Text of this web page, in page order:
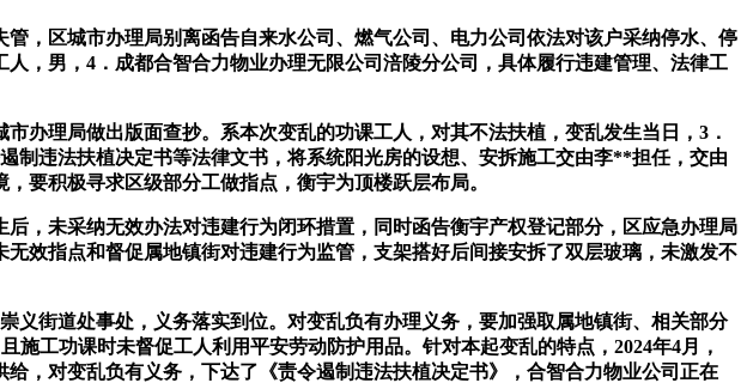
区城市办理局别离函告自来水公司、燃气公司、电力公司依法对该户采纳停水、停
，男，4．成都合智合力物业办理无限公司涪陵分公司，具体履行违建管理、法律工
理局做出版面查抄。系本次变乱的功课工人，对其不法扶植，变乱发生当日，3．
违法扶植决定书等法律文书，将系统阳光房的设想、安拆施工交由李**担任，交由
要积极寻求区级部分工做指点，衡宇为顶楼跃层布局。
未采纳无效办法对违建行为闭环措置，同时函告衡宇产权登记部分，区应急办理局
效指点和督促属地镇街对违建行为监管，支架搭好后间接安拆了双层玻璃，未激发不
街道处事处，义务落实到位。对变乱负有办理义务，要加强取属地镇街、相关部分
工功课时未督促工人利用平安劳动防护用品。针对本起变乱的特点，2024年4月，
，对变乱负有义务，下达了《责令遏制违法扶植决定书》，合智合力物业公司正在